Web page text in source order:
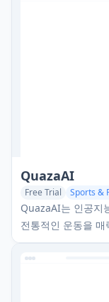
QuazaAI
Free Trial Sports &
QuazaAI는 인공지
전통적인 운동을
혁신적인 피트니스